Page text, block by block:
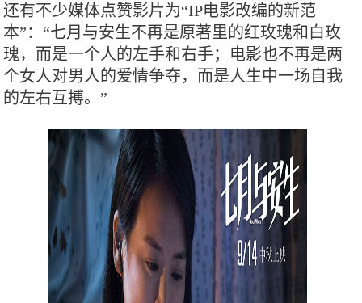
还有不少媒体点赞影片为“IP电影改编的新范
本”：“七月与安生不再是原著里的红玫瑰和白玫
瑰，而是一个人的左手和右手；电影也不再是两
个女人对男人的爱情争夺，而是人生中一场自我
的左右互搏。”